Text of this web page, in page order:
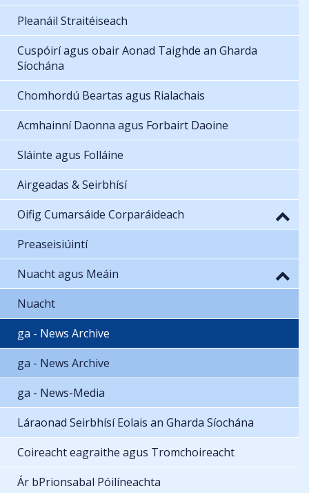
Pleanáil Straitéiseach
Cuspóirí agus obair Aonad Taighde an Gharda
Síochána
Chomhordú Beartas agus Rialachais
Acmhainní Daonna agus Forbairt Daoine
Sláinte agus Folláine
Airgeadas & Seirbhísí
Oifig Cumarsáide Corparáideach
Preaseisiúintí
Nuacht agus Meáin
Nuacht
ga - News Archive
ga - News Archive
ga - News-Media
Láraonad Seirbhísí Eolais an Gharda Síochána
Coireacht eagraithe agus Tromchoireacht
Ár bPrionsabal Póilíneachta